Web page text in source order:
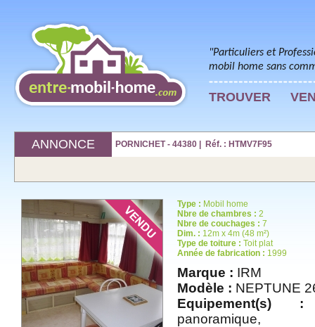
"Particuliers et
mobil home sans
TROUVER
ANNONCE PORNICHET - 44380 | Réf. : HTMV7F95
Type : Mobil home
Nbre de chambres : 2
Nbre de couchages : 7
Dim. : 12m x 4m (48 m²)
Type de toiture : Toit plat
Année de fabrication : 1999
Marque : IRM
Modèle : NEPTUNE
Equipement(s) :
panoramique,